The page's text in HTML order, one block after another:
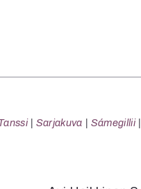
Sarjakuva Sámegillii